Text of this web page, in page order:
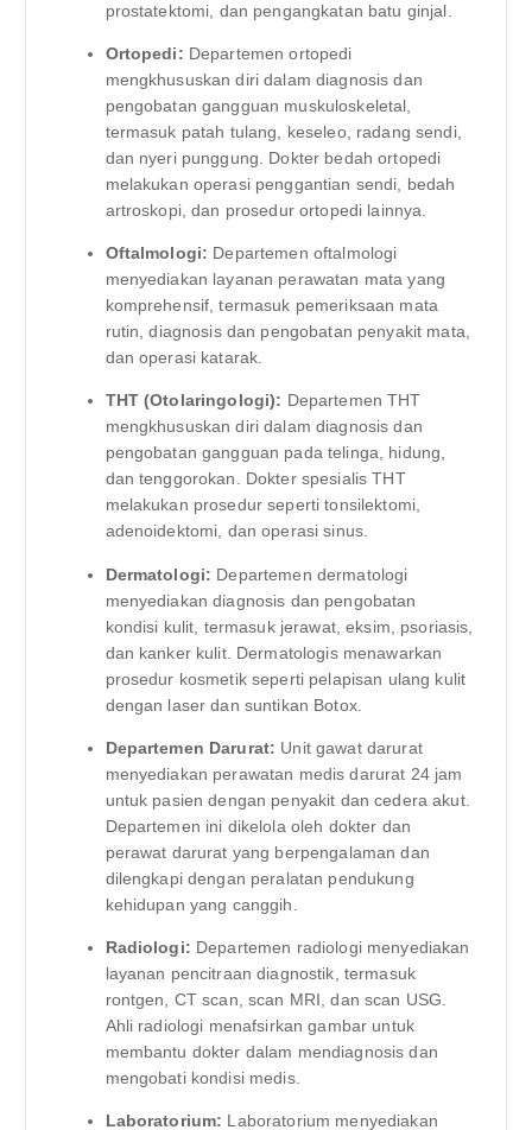
prostatektomi, dan pengangkatan batu ginjal.
Ortopedi: Departemen ortopedi
mengkhususkan diri dalam diagnosis dan
pengobatan gangguan muskuloskeletal,
termasuk patah tulang, keseleo, radang sendi,
dan nyeri punggung. Dokter bedah ortopedi
melakukan operasi penggantian sendi, bedah
artroskopi, dan prosedur ortopedi lainnya.
Oftalmologi: Departemen oftalmologi
menyediakan layanan perawatan mata yang
komprehensif, termasuk pemeriksaan mata
rutin, diagnosis dan pengobatan penyakit mata,
dan operasi katarak.
THT (Otolaringologi): Departemen THT
mengkhususkan diri dalam diagnosis dan
pengobatan gangguan pada telinga, hidung,
dan tenggorokan. Dokter spesialis THT
melakukan prosedur seperti tonsilektomi,
adenoidektomi, dan operasi sinus.
Dermatologi: Departemen dermatologi
menyediakan diagnosis dan pengobatan
kondisi kulit, termasuk jerawat, eksim, psoriasis,
dan kanker kulit. Dermatologis menawarkan
prosedur kosmetik seperti pelapisan ulang kulit
dengan laser dan suntikan Botox.
Departemen Darurat: Unit gawat darurat
menyediakan perawatan medis darurat 24 jam
untuk pasien dengan penyakit dan cedera akut.
Departemen ini dikelola oleh dokter dan
perawat darurat yang berpengalaman dan
dilengkapi dengan peralatan pendukung
kehidupan yang canggih.
Radiologi: Departemen radiologi menyediakan
layanan pencitraan diagnostik, termasuk
rontgen, CT scan, scan MRI, dan scan USG.
Ahli radiologi menafsirkan gambar untuk
membantu dokter dalam mendiagnosis dan
mengobati kondisi medis.
Laboratorium: Laboratorium menyediakan